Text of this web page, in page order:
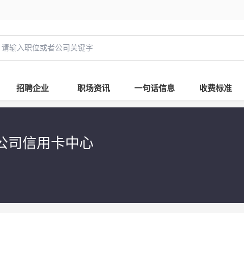
招聘企业 职场资讯 一句话信息 收费标准
司信用卡中心